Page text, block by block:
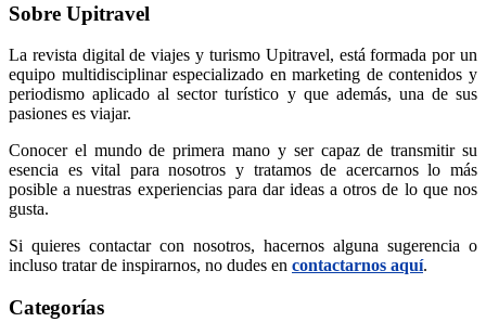
Sobre Upitravel
La revista digital de viajes y turismo Upitravel, está formada por un
equipo multidisciplinar especializado en marketing de contenidos y
periodismo aplicado al sector turístico y que además, una de sus
pasiones es viajar.
Conocer el mundo de primera mano y ser capaz de transmitir su
esencia es vital para nosotros y tratamos de acercarnos lo más
posible a nuestras experiencias para dar ideas a otros de lo que nos
gusta.
Si quieres contactar con nosotros, hacernos alguna sugerencia o
incluso tratar de inspirarnos, no dudes en contactarnos aquí.
Categorías